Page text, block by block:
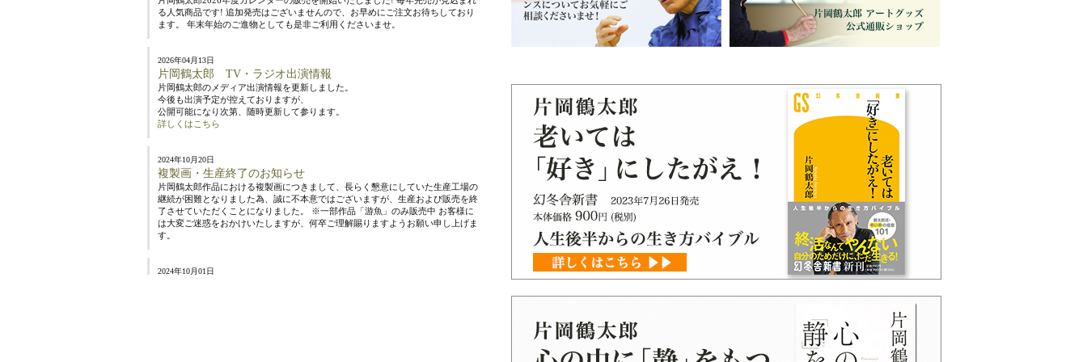
る人気商品です! 追加発売はございませんので、お早めにご注文お待ちしており
ます。 年末年始のご進物としても是非ご利用くださいませ。
2026年04月13日
片岡鶴太郎 TV・ラジオ出演情報
片岡鶴太郎のメディア出演情報を更新しました。
今後も出演予定が控えておりますが、
公開可能になり次第、随時更新して参ります。
詳しくはこちら
2024年10月20日
複製画・生産終了のお知らせ
片岡鶴太郎作品における複製画につきまして、長らく懇意にしていた生産工場の
継続が困難となりました為、誠に不本意ではございますが、生産および販売を終
了させていただくことになりました。 ※一部作品「游魚」のみ販売中 お客様に
は大変ご迷惑をおかけいたしますが、何卒ご理解賜りますようお願い申し上げま
す。
2024年10月01日